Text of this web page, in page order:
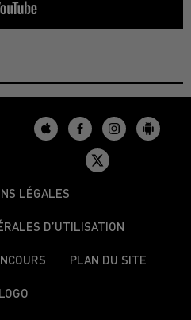
LÉGALES
D’UTILISATION
PLAN DU SITE
LOGO